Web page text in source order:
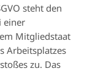
steht den
einer
Mitgliedstaat
Arbeitsplatzes
zu. Das